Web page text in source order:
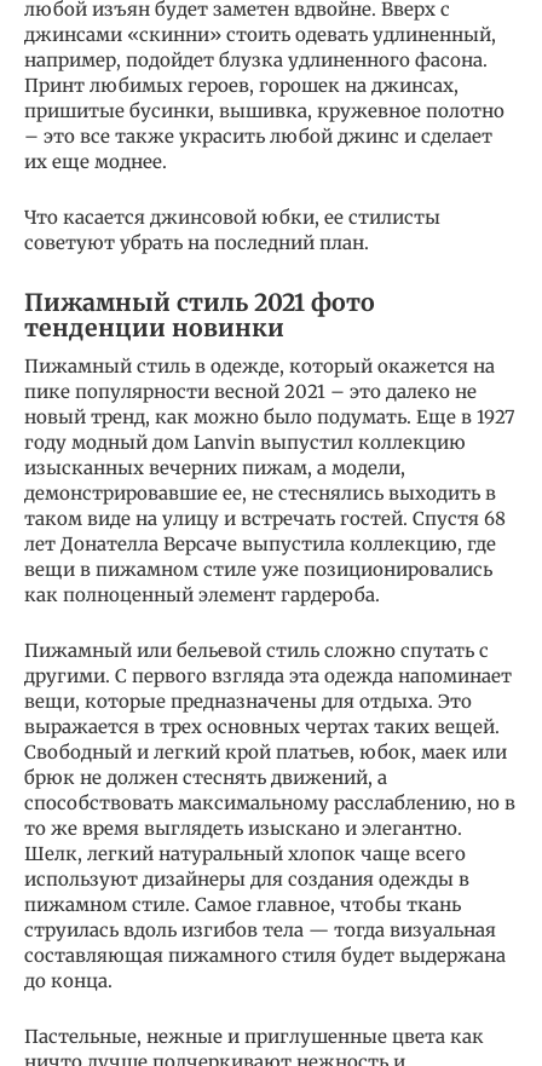
любой изъян будет заметен вдвойне. Вверх с
джинсами «скинни» стоить одевать удлиненный,
например, подойдет блузка удлиненного фасона.
Принт любимых героев, горошек на джинсах,
пришитые бусинки, вышивка, кружевное полотно
– это все также украсить любой джинс и сделает
их еще моднее.
Что касается джинсовой юбки, ее стилисты
советуют убрать на последний план.
Пижамный стиль 2021 фото
тенденции новинки
Пижамный стиль в одежде, который окажется на
пике популярности весной 2021 – это далеко не
новый тренд, как можно было подумать. Еще в 1927
году модный дом Lanvin выпустил коллекцию
изысканных вечерних пижам, а модели,
демонстрировавшие ее, не стеснялись выходить в
таком виде на улицу и встречать гостей. Спустя 68
лет Донателла Версаче выпустила коллекцию, где
вещи в пижамном стиле уже позиционировались
как полноценный элемент гардероба.
Пижамный или бельевой стиль сложно спутать с
другими. С первого взгляда эта одежда напоминает
вещи, которые предназначены для отдыха. Это
выражается в трех основных чертах таких вещей.
Свободный и легкий крой платьев, юбок, маек или
брюк не должен стеснять движений, а
способствовать максимальному расслаблению, но в
то же время выглядеть изыскано и элегантно.
Шелк, легкий натуральный хлопок чаще всего
используют дизайнеры для создания одежды в
пижамном стиле. Самое главное, чтобы ткань
струилась вдоль изгибов тела — тогда визуальная
составляющая пижамного стиля будет выдержана
до конца.
Пастельные, нежные и приглушенные цвета как